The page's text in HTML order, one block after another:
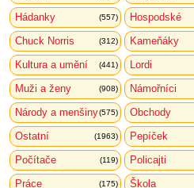
Hádanky (557) Hospodské
Chuck Norris (312) Kameňáky
Kultura a umění (441) Lordi
Muži a ženy (908) Námořníci
Národy a menšiny(575) Obchody
Ostatní (1963) Pepíček
Počítače (119) Policajti
Práce (175) Škola